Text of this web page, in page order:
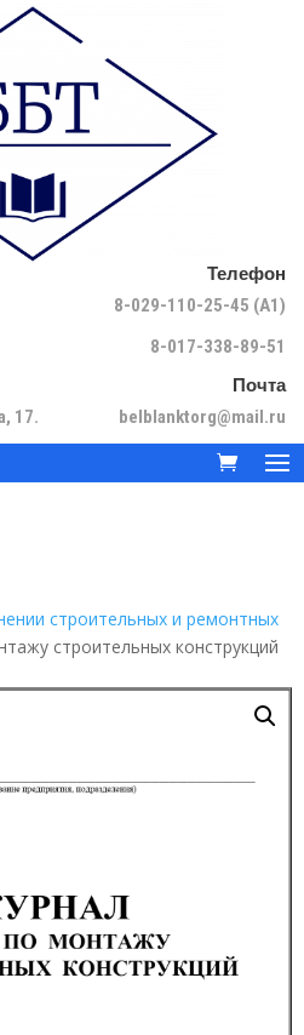
Телефон
8-029-110-25-45 (A1)
8-017-338-89-51
Почта
belblanktorg@mail.ru
17.
строительных и ремонтных
строительных конструкций